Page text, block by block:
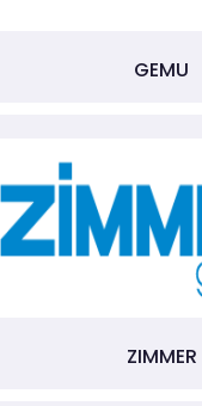
GEMU
ZIMMER